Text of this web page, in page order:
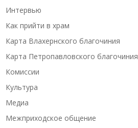
Интервью
Как прийти в храм
Карта Влахернского благочиния
Карта Петропавловского благочиния
Комиссии
Культура
Медиа
Межприходское общение